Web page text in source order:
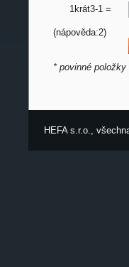
1krát3-1 =
(nápověda:2)
* povinné položky
HEFA s.r.o.,